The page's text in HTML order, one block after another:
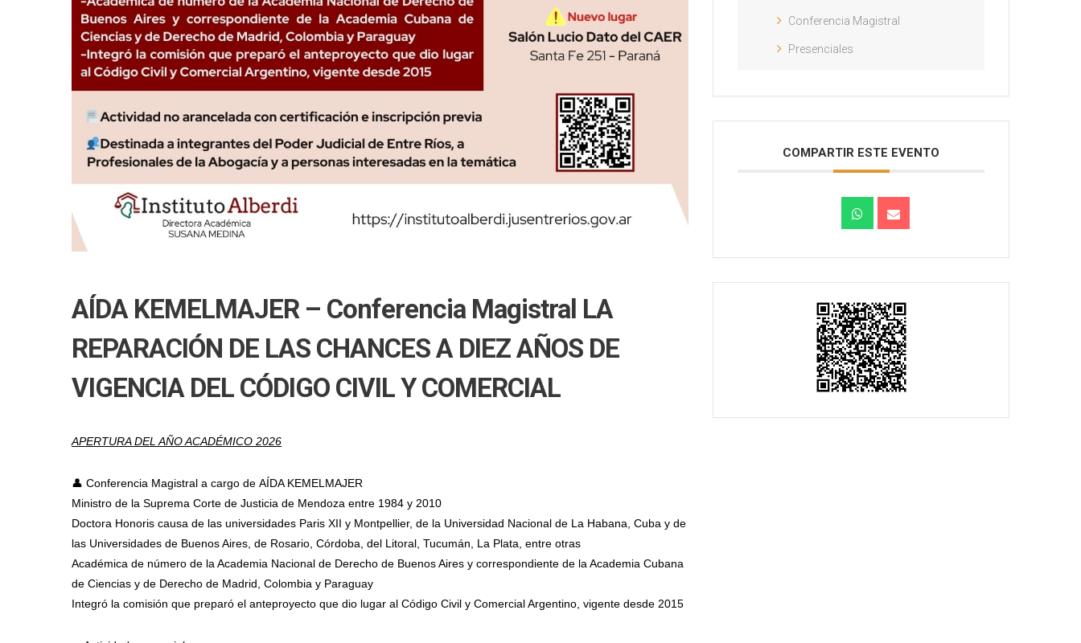
AÍDA KEMELMAJER – Conferencia Magistral LA
REPARACIÓN DE LAS CHANCES A DIEZ AÑOS DE
VIGENCIA DEL CÓDIGO CIVIL Y COMERCIAL
APERTURA DEL AÑO ACADÉMICO 2026
👤 Conferencia Magistral a cargo de AÍDA KEMELMAJER
Ministro de la Suprema Corte de Justicia de Mendoza entre 1984 y 2010
Doctora Honoris causa de las universidades Paris XII y Montpellier, de la Universidad Nacional de La Habana, Cuba y de
las Universidades de Buenos Aires, de Rosario, Córdoba, del Litoral, Tucumán, La Plata, entre otras
Académica de número de la Academia Nacional de Derecho de Buenos Aires y correspondiente de la Academia Cubana
de Ciencias y de Derecho de Madrid, Colombia y Paraguay
Integró la comisión que preparó el anteproyecto que dio lugar al Código Civil y Comercial Argentino, vigente desde 2015
Conferencia Magistral
Presenciales
COMPARTIR ESTE EVENTO